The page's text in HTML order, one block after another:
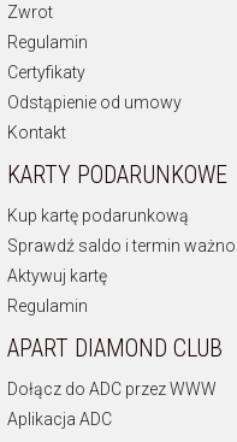
Zwrot
Regulamin
Certyfikaty
Odstąpienie od umowy
Kontakt
KARTY PODARUNKOWE
Kup kartę podarunkową
Sprawdź saldo i termin
Aktywuj kartę
Regulamin
APART DIAMOND CLUB
Dołącz do ADC przez WWW
Aplikacja ADC